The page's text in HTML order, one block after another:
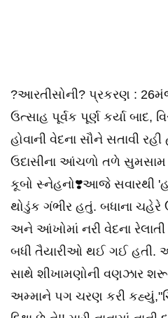
?આરતીસોની? પ્રકરણ :
ઉત્સાહ પૂર્વક પૂર્ણ કર્યા બાદ,
હોવાની વેદના સૌને સતાવી
ઉદાસીના આંચળો તળે સુમસામ
કૂબો સ્નેહનો❣️આજે સવારથી
થોડુંક ગંભીર હતું. બધાના ચહેરે
અને આંખોમાં નરી વેદના રેલાતી
બધી તૈયારીઓ થઈ ગઈ હતી.
સાથે શીખામણોની વણઝાર શરૂ
અમ્માને પગ ચરણ કરી